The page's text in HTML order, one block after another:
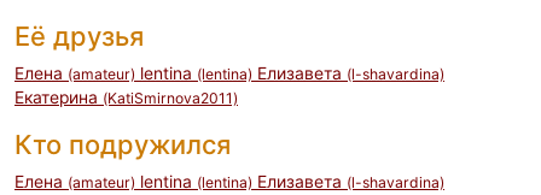
Её друзья
Елена (amateur) lentina (lentina) Елизавета (l-shavardina)
Eкатерина (KatiSmirnova2011)
Кто подружился
Елена (amateur) lentina (lentina) Елизавета (l-shavardina)